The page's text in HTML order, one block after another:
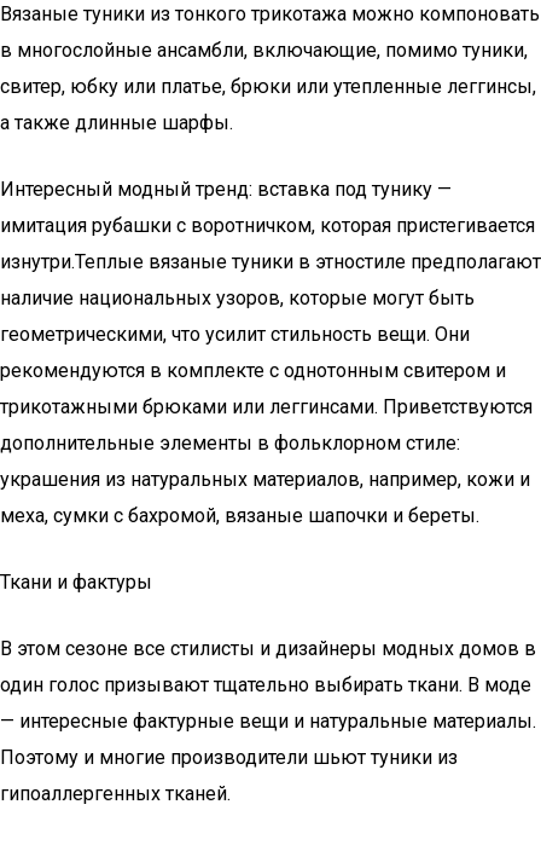
Вязаные туники из тонкого трикотажа можно компоновать
в многослойные ансамбли, включающие, помимо туники,
свитер, юбку или платье, брюки или утепленные леггинсы,
а также длинные шарфы.
Интересный модный тренд: вставка под тунику —
имитация рубашки с воротничком, которая пристегивается
изнутри.Теплые вязаные туники в этностиле предполагают
наличие национальных узоров, которые могут быть
геометрическими, что усилит стильность вещи. Они
рекомендуются в комплекте с однотонным свитером и
трикотажными брюками или леггинсами. Приветствуются
дополнительные элементы в фольклорном стиле:
украшения из натуральных материалов, например, кожи и
меха, сумки с бахромой, вязаные шапочки и береты.
Ткани и фактуры
В этом сезоне все стилисты и дизайнеры модных домов в
один голос призывают тщательно выбирать ткани. В моде
— интересные фактурные вещи и натуральные материалы.
Поэтому и многие производители шьют туники из
гипоаллергенных тканей.